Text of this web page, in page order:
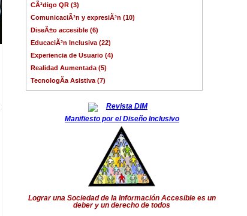
CÃ³digo QR (3)
ComunicaciÃ³n y expresiÃ³n (10)
DiseÃ±o accesible (6)
EducaciÃ³n Inclusiva (22)
Experiencia de Usuario (4)
Realidad Aumentada (5)
TecnologÃ­a Asistiva (7)
Manifiesto por el Diseño Inclusivo
Lograr una Sociedad de la Información Accesible es un
deber y un derecho de todos